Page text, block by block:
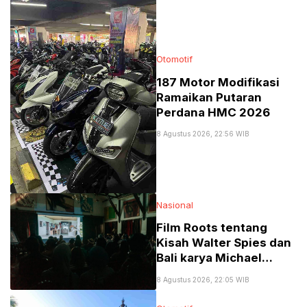
Otomotif
187 Motor Modifikasi
Ramaikan Putaran
Perdana HMC 2026
8 Agustus 2026, 22:56 WIB
Nasional
Film Roots tentang
Kisah Walter Spies dan
Bali karya Michael
Menuai Banyak Pujian
8 Agustus 2026, 22:05 WIB